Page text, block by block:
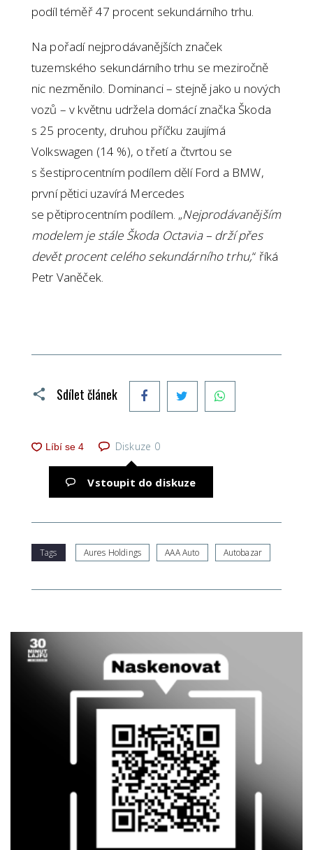
podíl téměř 47 procent sekundárního trhu.
Na pořadí nejprodávanějších značek
tuzemského sekundárního trhu se meziročně
nic nezměnilo. Dominanci – stejně jako u nových
vozů – v květnu udržela domácí značka Škoda
s 25 procenty, druhou příčku zaujímá
Volkswagen (14 %), o třetí a čtvrtou se
s šestiprocentním podílem dělí Ford a BMW,
první pětici uzavírá Mercedes
se pětiprocentním podílem. „Nejprodávanějším
modelem je stále Škoda Octavia – drží přes
devět procent celého sekundárního trhu,“ říká
Petr Vaněček.
Sdílet článek FacebookTwitter
Diskuze 0
Vstoupit do diskuze
Tags Aures Holdings AAA Auto Autobazar